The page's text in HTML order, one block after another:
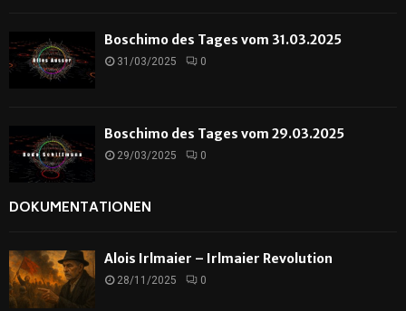
Boschimo des Tages vom 31.03.2025
31/03/2025 0
Boschimo des Tages vom 29.03.2025
29/03/2025 0
DOKUMENTATIONEN
Alois Irlmaier – Irlmaier Revolution
28/11/2025 0